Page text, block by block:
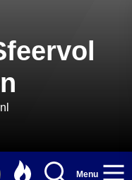
Menu